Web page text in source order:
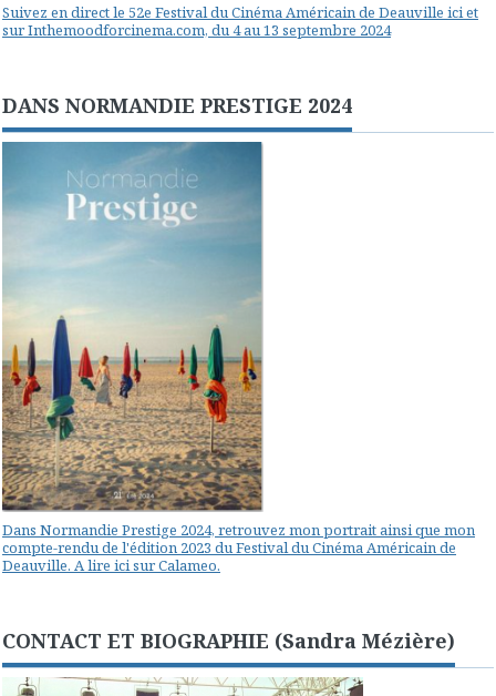
Suivez en direct le 52e Festival du Cinéma Américain de Deauville ici et
sur Inthemoodforcinema.com, du 4 au 13 septembre 2024
DANS NORMANDIE PRESTIGE 2024
Dans Normandie Prestige 2024, retrouvez mon portrait ainsi que mon
compte-rendu de l'édition 2023 du Festival du Cinéma Américain de
Deauville. A lire ici sur Calameo.
CONTACT ET BIOGRAPHIE (Sandra Mézière)